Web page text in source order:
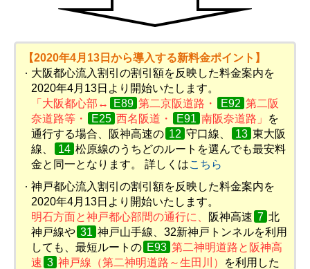
【2020年4月13日から導入する新料金ポイント】
大阪都心流入割引の割引額を反映した料金案内を
2020年4月13日より開始いたします。
「大阪都心部↔
E89 第二京阪道路・ E92 第二阪
奈道路等・
E25 西名阪道・ E91 南阪奈道路」
を
通行する場合、阪神高速の 12 守口線、 13 東大阪
線、
14 松原線のうちどのルートを選んでも最安料
金と同一となります。 詳しくはこちら
神戸都心流入割引の割引額を反映した料金案内を
2020年4月13日より開始いたします。
明石方面と神戸都心部間の通行に、
阪神高速 7 北
神戸線や 31 神戸山手線、 32新神戸トンネルを利用
しても、最短ルートの E93 第二神明道路と阪神高
速 3 神戸線（第二神明道路～生田川）
を利用した